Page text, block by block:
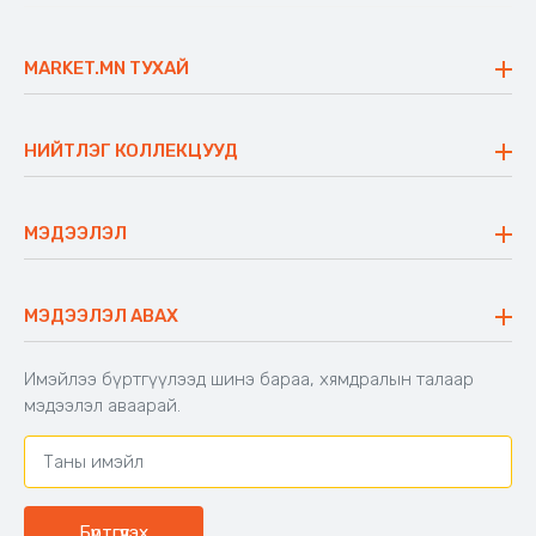
MARKET.MN ТУХАЙ
Үнэт зүйлс
Ажлын байр
Блог
НИЙТЛЭГ КОЛЛЕКЦУУД
Сүүдрэвч
Аяны ширээ
Аяны түшлэгтэй сандал
МЭДЭЭЛЭЛ
Буцаалтын журам
Захиалга шалгах
Хамтран ажиллах
Холбоо барих
МЭДЭЭЛЭЛ АВАХ
Имэйлээ бүртгүүлээд шинэ бараа, хямдралын талаар
мэдээлэл аваарай.